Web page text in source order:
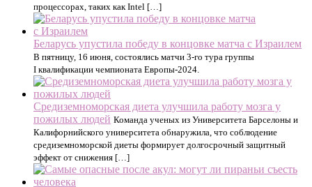
процессорах, таких как Intel […]
Беларусь упустила победу в концовке матча с Израилем
В пятницу, 16 июня, состоялись матчи 3-го тура группы
I квалификации чемпионата Европы-2024.
Средиземноморская диета улучшила работу мозга у
пожилых людей Команда ученых из Университета Барселоны и
Калифорнийского университета обнаружила, что соблюдение
средиземноморской диеты формирует долгосрочный защитный
эффект от снижения […]